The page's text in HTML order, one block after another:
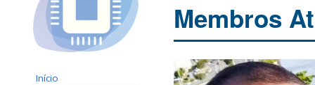
Início
Membros